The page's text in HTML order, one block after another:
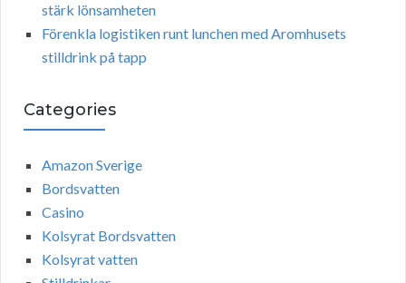
stärk lönsamheten
Förenkla logistiken runt lunchen med Aromhusets
stilldrink på tapp
Categories
Amazon Sverige
Bordsvatten
Casino
Kolsyrat Bordsvatten
Kolsyrat vatten